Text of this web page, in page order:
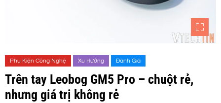
Phụ Kiện Công Nghệ Xu Hướng Đánh Giá
Trên tay Leobog GM5 Pro – chuột rẻ,
nhưng giá trị không rẻ